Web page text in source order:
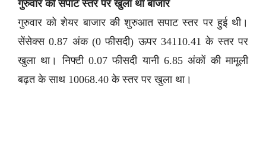
गुरुवार को सपाट स्तर पर खुला था बाजार
गुरुवार को शेयर बाजार की शुरुआत सपाट स्तर पर हुई थी।
सेंसेक्स 0.87 अंक (0 फीसदी) ऊपर 34110.41 के स्तर पर
खुला था। निफ्टी 0.07 फीसदी यानी 6.85 अंकों की मामूली
बढ़त के साथ 10068.40 के स्तर पर खुला था।